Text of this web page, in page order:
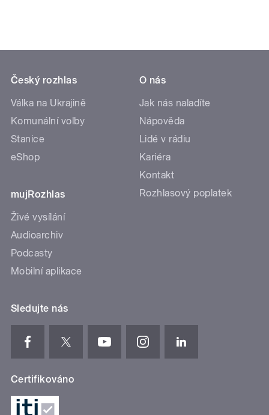
Český rozhlas
Válka na Ukrajině
Komunální volby
Stanice
eShop
mujRozhlas
Živé vysílání
Audioarchiv
Podcasty
Mobilní aplikace
O nás
Jak nás naladíte
Nápověda
Lidé v rádiu
Kariéra
Kontakt
Rozhlasový poplatek
Sledujte nás
Certifikováno